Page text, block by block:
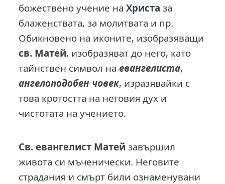
божествено учение наХриста за
блаженствата, за молитвата и пр.
Обикновено на иконите, изобразяващи
св. Матей, изобразяват до него, като
тайнствен символ наевангелиста,
ангелоподобен човек, изразявайки с
това кротостта на неговия дух и
чистотата на учението.
Св. евангелист Матей завършил
живота си мъченически. Неговите
страдания и смърт били ознаменувани